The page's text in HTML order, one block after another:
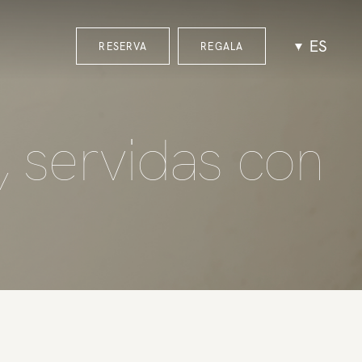
RESERVA REGALA ES
servidas con